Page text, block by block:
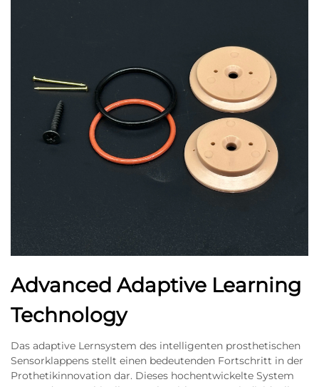
Advanced Adaptive Learning
Technology
Das adaptive Lernsystem des intelligenten prosthetischen
Sensorklappens stellt einen bedeutenden Fortschritt in der
Prothetikinnovation dar. Dieses hochentwickelte System